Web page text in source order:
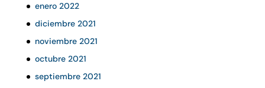
enero 2022
diciembre 2021
noviembre 2021
octubre 2021
septiembre 2021